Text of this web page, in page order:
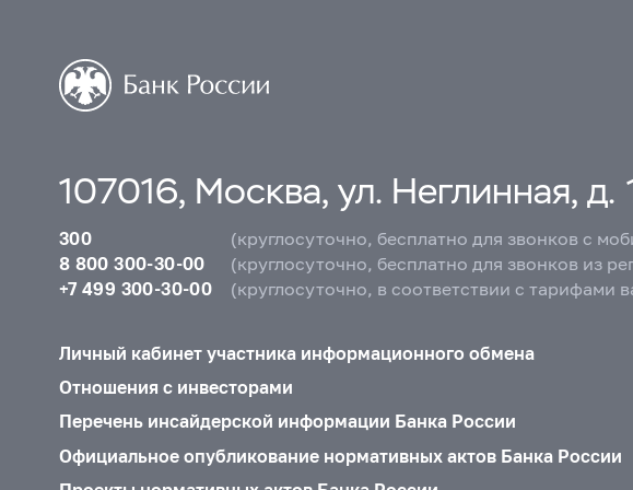
107016, Москва, ул. Неглинная,
300
(круглосуточно, бесплатно для звонков с
8 800 300-30-00
(круглосуточно, бесплатно для звонков из
+7 499 300-30-00
(круглосуточно, в соответствии с тарифами
Личный кабинет участника информационного обмена
Отношения с инвесторами
Перечень инсайдерской информации Банка России
Официальное опубликование нормативных актов Банка России